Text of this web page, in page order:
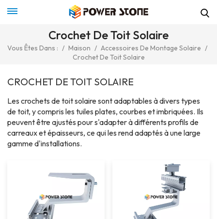
Crochet De Toit Solaire
Vous Êtes Dans : / Maison / Accessoires De Montage Solaire /
Crochet De Toit Solaire
CROCHET DE TOIT SOLAIRE
Les crochets de toit solaire sont adaptables à divers types
de toit, y compris les tuiles plates, courbes et imbriquées. Ils
peuvent être ajustés pour s'adapter à différents profils de
carreaux et épaisseurs, ce qui les rend adaptés à une large
gamme d'installations.